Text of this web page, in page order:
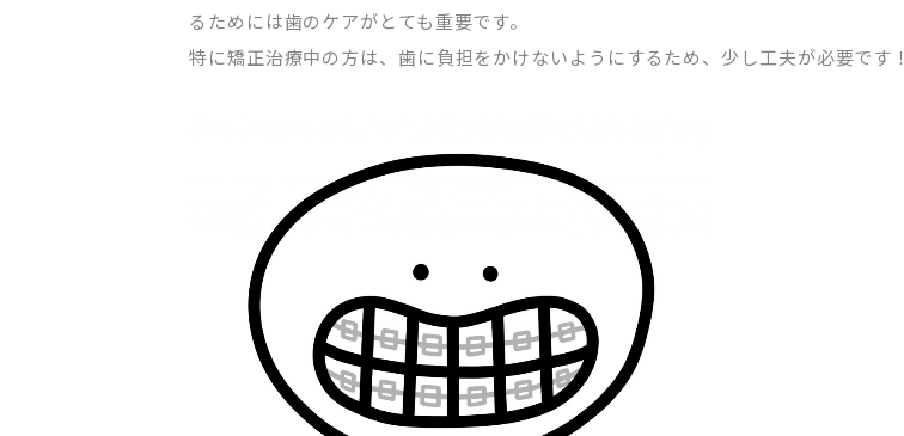
るためには歯のケアがとても重要です。
特に矯正治療中の方は、歯に負担をかけないようにするため、少し工夫が必要です！